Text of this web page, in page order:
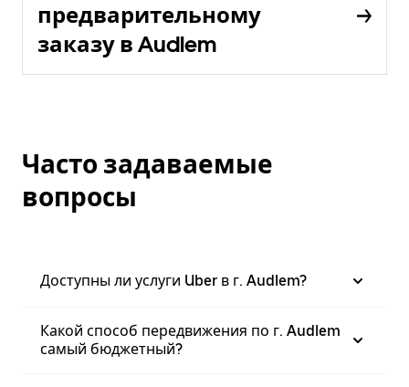
предварительному
заказу в Audlem
Часто задаваемые
вопросы
Доступны ли услуги Uber в г. Audlem?
Какой способ передвижения по г. Audlem
самый бюджетный?